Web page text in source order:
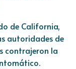
de California,
autoridades de
contrajeron la